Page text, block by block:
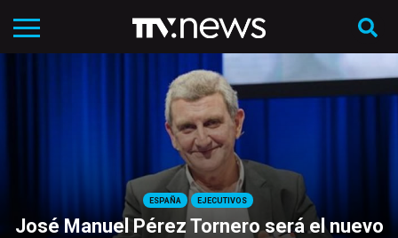
ESPAÑA EJECUTIVOS
José Manuel Pérez Tornero será el nuevo